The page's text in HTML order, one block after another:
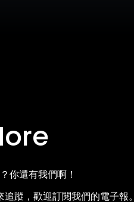
你還有我們啊！
蹤，歡迎訂閱我們的電子報。